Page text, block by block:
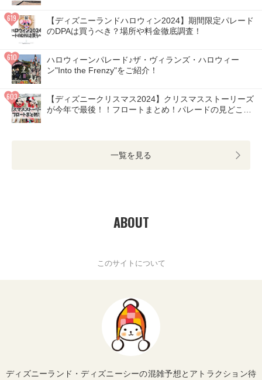
【ディズニーランドハロウィン2024】期間限定パレード
のDPAは買うべき？場所や料金徹底調査！
ハロウィーンパレード♪ザ・ヴィランズ・ハロウィー
ン"Into the Frenzy"をご紹介！
【ディズニークリスマス2024】クリスマスストーリーズ
が今年で最後！！フロートまとめ！パレードの見どころ
一覧を見る
ABOUT
このサイトについて
ディズニーランド・ディズニーシーの混雑予想とアトラクション待